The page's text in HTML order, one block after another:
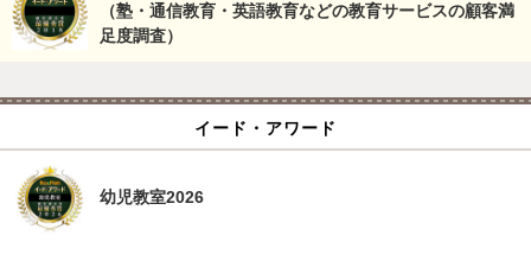
（塾・通信教育・英語教育などの教育サービスの顧客満
足度調査）
イード・アワード
幼児教室2026